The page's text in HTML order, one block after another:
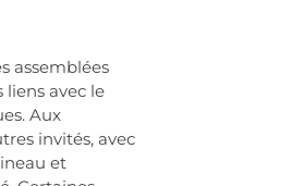
assemblées
avec le
Aux
invités, avec
et